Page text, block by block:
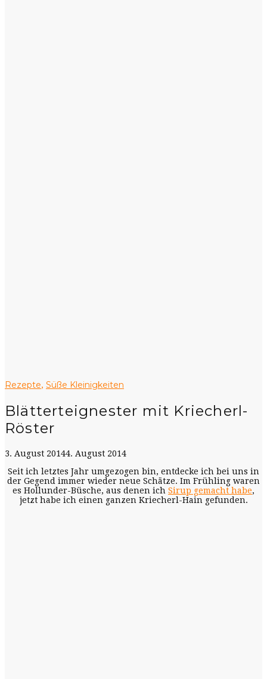
Rezepte, Süße Kleinigkeiten
Blätterteignester mit Kriecherl-
Röster
3. August 20144. August 2014
Seit ich letztes Jahr umgezogen bin, entdecke ich bei uns in
der Gegend immer wieder neue Schätze. Im Frühling waren
es Hollunder-Büsche, aus denen ich Sirup gemacht habe,
jetzt habe ich einen ganzen Kriecherl-Hain gefunden.